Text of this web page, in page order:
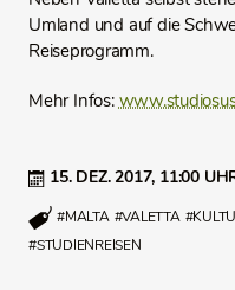
15. DEZ. 2017, 11:00
#MALTA #VALETTA
#STUDIENREISEN
Umland und auf die
Reiseprogramm.
Mehr Infos: